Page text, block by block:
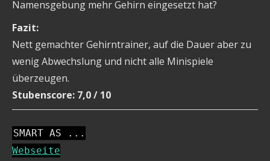
Namensgebung mehr Gehirn eingesetzt hat?
Fazit:
Nett gemachter Gehirntrainer, auf die Dauer aber zu
wenig Abwechslung und nicht alle Minispiele
überzeugen.
Stubenscore: 7,0 / 10
SMART AS ...
Webseite